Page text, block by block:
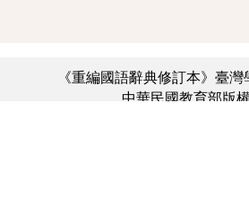
《重編國語辭典修訂本》臺
中華民國教育部版